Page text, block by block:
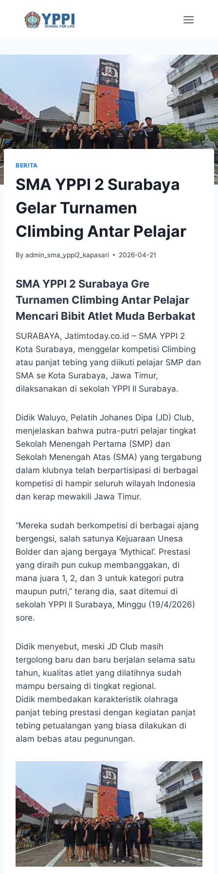
BERITA
SMA YPPI 2 Surabaya
Gelar Turnamen
Climbing Antar Pelajar
By admin_sma_yppi2_kapasari 2026-04-21
SMA YPPI 2 Surabaya Gre
Turnamen Climbing Antar Pelajar
Mencari Bibit Atlet Muda Berbakat
SURABAYA, Jatimtoday.co.id – SMA YPPI 2
Kota Surabaya, menggelar kompetisi Climbing
atau panjat tebing yang diikuti pelajar SMP dan
SMA se Kota Surabaya, Jawa Timur,
dilaksanakan di sekolah YPPI II Surabaya.
Didik Waluyo, Pelatih Johanes Dipa (JD) Club,
menjelaskan bahwa putra-putri pelajar tingkat
Sekolah Menengah Pertama (SMP) dan
Sekolah Menengah Atas (SMA) yang tergabung
dalam klubnya telah berpartisipasi di berbagai
kompetisi di hampir seluruh wilayah Indonesia
dan kerap mewakili Jawa Timur.
“Mereka sudah berkompetisi di berbagai ajang
bergengsi, salah satunya Kejuaraan Unesa
Bolder dan ajang bergaya ‘Mythical’. Prestasi
yang diraih pun cukup membanggakan, di
mana juara 1, 2, dan 3 untuk kategori putra
maupun putri,” terang dia, saat ditemui di
sekolah YPPI II Surabaya, Minggu (19/4/2026)
sore.
Didik menyebut, meski JD Club masih
tergolong baru dan baru berjalan selama satu
tahun, kualitas atlet yang dilatihnya sudah
mampu bersaing di tingkat regional.
Didik membedakan karakteristik olahraga
panjat tebing prestasi dengan kegiatan panjat
tebing petualangan yang biasa dilakukan di
alam bebas atau pegunungan.